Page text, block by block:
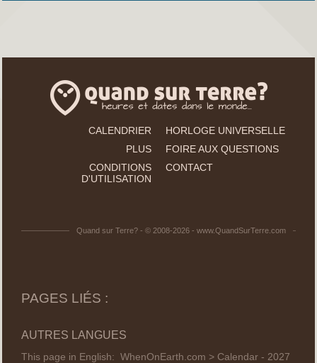
CALENDRIER
HORLOGE UNIVERSELLE
PLUS
FOIRE AUX QUESTIONS
CONDITIONS
D'UTILISATION
CONTACT
Quand sur Terre? - © 2008-2026 - www.QuandSurTerre.com
PAGES LIÉS :
AUTRES LANGUES
This page in English: WhenOnEarth.com > Calendar - 2027